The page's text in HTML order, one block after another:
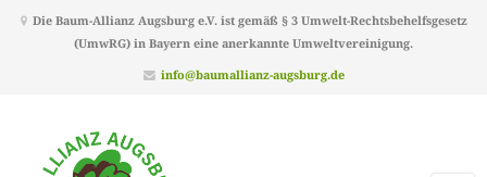
Die Baum-Allianz Augsburg e.V. ist gemäß § 3 Umwelt-Rechtsbehelfsgesetz
(UmwRG) in Bayern eine anerkannte Umweltvereinigung.
info@baumallianz-augsburg.de